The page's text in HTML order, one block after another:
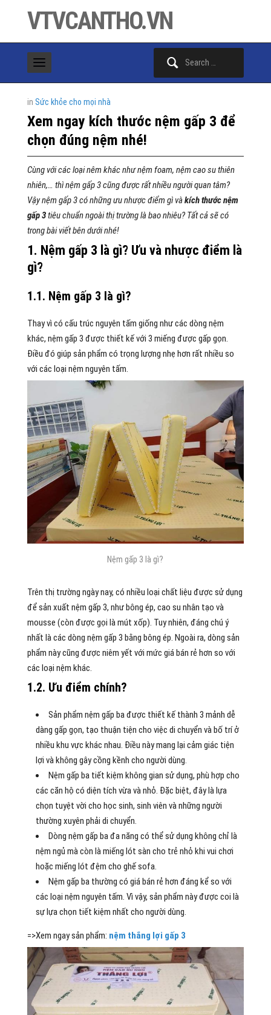
VTVCANTHO.VN
in Sức khỏe cho mọi nhà
Xem ngay kích thước nệm gấp 3 để
chọn đúng nệm nhé!
Cùng với các loại nêm khác như nệm foam, nệm cao su thiên
nhiên,… thì nệm gấp 3 cũng được rất nhiều người quan tâm?
Vậy nệm gấp 3 có những ưu nhược điểm gì vàkích thước nệm
gấp 3tiêu chuẩn ngoài thị trường là bao nhiêu? Tất cả sẽ có
trong bài viết bên dưới nhé!
1. Nệm gấp 3 là gì? Ưu và nhược điểm là
gì?
1.1. Nệm gấp 3 là gì?
Thay vì có cấu trúc nguyên tấm giống như các dòng nệm
khác, nệm gấp 3 được thiết kế với 3 miếng được gấp gọn.
Điều đó giúp sản phẩm có trọng lượng nhẹ hơn rất nhiều so
với các loại nệm nguyên tấm.
Nệm gấp 3 là gì?
Trên thị trường ngày nay, có nhiều loại chất liệu được sử dụng
để sản xuất nệm gấp 3, như bông ép, cao su nhân tạo và
mousse (còn được gọi là mút xốp). Tuy nhiên, đáng chú ý
nhất là các dòng nệm gấp 3 bằng bông ép. Ngoài ra, dòng sản
phẩm này cũng được niêm yết với mức giá bán rẻ hơn so với
các loại nệm khác.
1.2. Ưu điểm chính?
Sản phẩm nệm gấp ba được thiết kế thành 3 mảnh dễ
dàng gấp gọn, tạo thuận tiện cho việc di chuyển và bố trí ở
nhiều khu vực khác nhau. Điều này mang lại cảm giác tiện
lợi và không gây cồng kềnh cho người dùng.
Nệm gấp ba tiết kiệm không gian sử dụng, phù hợp cho
các căn hộ có diện tích vừa và nhỏ. Đặc biệt, đây là lựa
chọn tuyệt vời cho học sinh, sinh viên và những người
thường xuyên phải di chuyển.
Dòng nệm gấp ba đa năng có thể sử dụng không chỉ là
nệm ngủ mà còn là miếng lót sàn cho trẻ nhỏ khi vui chơi
hoặc miếng lót đệm cho ghế sofa.
Nệm gấp ba thường có giá bán rẻ hơn đáng kể so với
các loại nệm nguyên tấm. Vì vậy, sản phẩm này được coi là
sự lựa chọn tiết kiệm nhất cho người dùng.
=>Xem ngay sản phẩm: nệm thắng lợi gấp 3